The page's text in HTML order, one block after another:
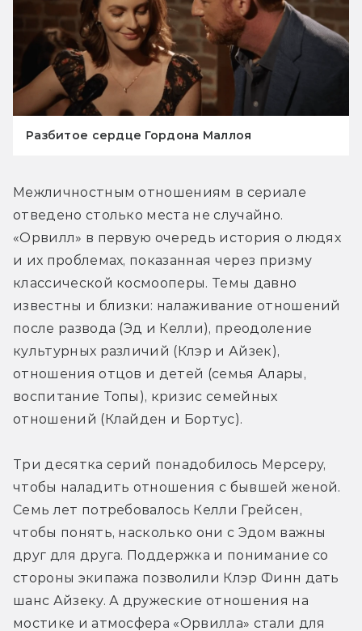
Разбитое сердце Гордона Маллоя
Межличностным отношениям в сериале
отведено столько места не случайно.
«Орвилл» в первую очередь история о людях
и их проблемах, показанная через призму
классической космооперы. Темы давно
известны и близки: налаживание отношений
после развода (Эд и Келли), преодоление
культурных различий (Клэр и Айзек),
отношения отцов и детей (семья Алары,
воспитание Топы), кризис семейных
отношений (Клайден и Бортус).
Три десятка серий понадобилось Мерсеру,
чтобы наладить отношения с бывшей женой.
Семь лет потребовалось Келли Грейсен,
чтобы понять, насколько они с Эдом важны
друг для друга. Поддержка и понимание со
стороны экипажа позволили Клэр Финн дать
шанс Айзеку. А дружеские отношения на
мостике и атмосфера «Орвилла» стали для